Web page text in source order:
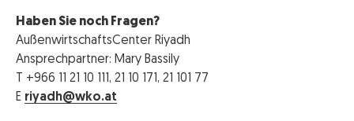
Haben Sie noch Fragen?
AußenwirtschaftsCenter Riyadh
Ansprechpartner: Mary Bassily
T +966 11 21 10 111, 21 10 171, 21 101 77
E riyadh@wko.at